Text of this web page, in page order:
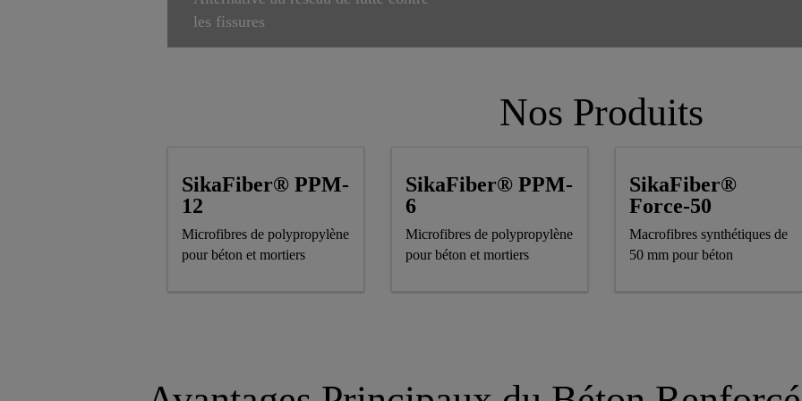
les fissures
Nos Produits
SikaFiber® PPM-
12
Microfibres de polypropylène
pour béton et mortiers
SikaFiber® PPM-
6
Microfibres de polypropylène
pour béton et mortiers
SikaFiber®
Force-50
Macrofibres synthétiques de
50 mm pour béton